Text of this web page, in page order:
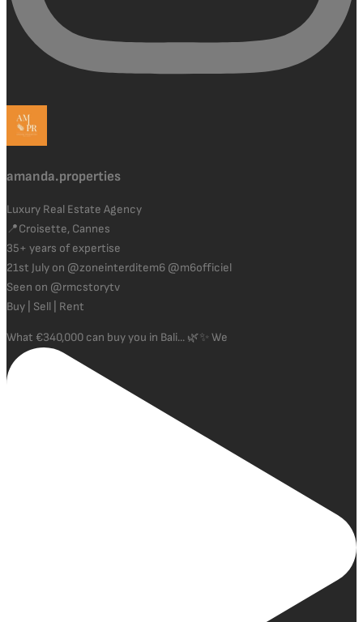
amanda.properties
Luxury Real Estate Agency
📍Croisette, Cannes
35+ years of expertise
21st July on @zoneinterditem6 @m6officiel
Seen on @rmcstorytv
Buy | Sell | Rent
What €340,000 can buy you in Bali... 🌿✨ We